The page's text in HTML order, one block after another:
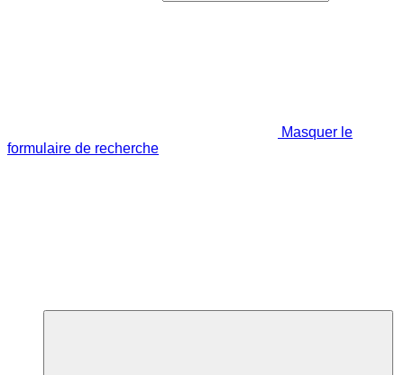
Masquer le
formulaire de recherche